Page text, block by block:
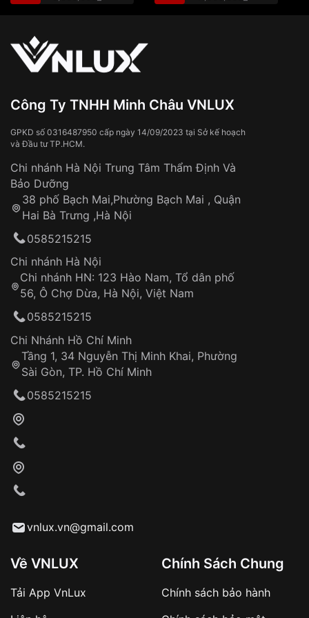
Màu mặt
Xem thêm
Từ khóa SEO:
Thời gian vận chuyển trung bình: 3 – 5 ngày
làm việc
Áp dụng cho tất cả tỉnh thành trên toàn quốc
Thời gian tính từ khi xác nhận đơn hàng thành
công
Hotline: 0585 215 215
Từ khóa SEO:
Khách hàng kiểm tra và thanh toán trực tiếp
Từ khóa SEO:
Sử dụng sai cách như:
Tiếp xúc với hóa chất, chất tẩy rửa
Đeo đồng hồ khi tắm nước nóng, xông
Đồng hồ bị hư hỏng do:
Tai nạn hoặc tác động từ bên ngoài
Hao mòn tự nhiên theo thời gian:
Dây đeo
Sản phẩm đã bị:
Tự ý sửa chữa
thống VNLUX
Đảm bảo quyền lợi khách hàng
Đồng hành cùng khách hàng trong suốt quá
trình sử dụng
Công Ty TNHH Minh Châu VNLUX
GPKD số 0316487950 cấp ngày 14/09/2023 tại Sở kế hoạch
và Đầu tư TP.HCM.
Chi nhánh Hà Nội Trung Tâm Thẩm Định Và
Bảo Dưỡng
38 phố Bạch Mai,Phường Bạch Mai , Quận
Hai Bà Trưng ,Hà Nội
0585215215
Chi nhánh Hà Nội
Chi nhánh HN: 123 Hào Nam, Tổ dân phố
56, Ô Chợ Dừa, Hà Nội, Việt Nam
0585215215
Chi Nhánh Hồ Chí Minh
Tầng 1, 34 Nguyễn Thị Minh Khai, Phường
Sài Gòn, TP. Hồ Chí Minh
0585215215
vnlux.vn@gmail.com
Về VNLUX
Tải App VnLux
Chính Sách Chung
Chính sách bảo hành